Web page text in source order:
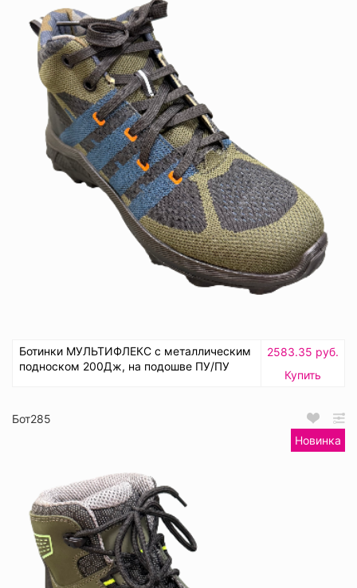
Ботинки МУЛЬТИФЛЕКС с металлическим
подноском 200Дж, на подошве ПУ/ПУ
2583.35 руб.
Купить
Бот285
Новинка